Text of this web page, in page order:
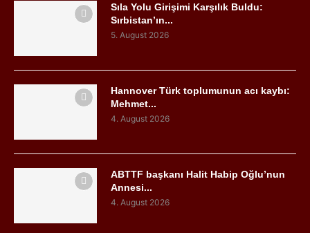
Sıla Yolu Girişimi Karşılık Buldu:
Sırbistan’ın...
5. August 2026
Hannover Türk toplumunun acı kaybı:
Mehmet...
4. August 2026
ABTTF başkanı Halit Habip Oğlu’nun
Annesi...
4. August 2026